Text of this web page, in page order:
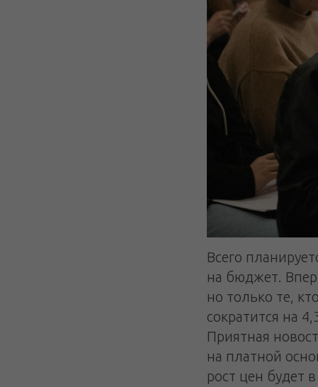
Всего
на бюджет.
но только те,
сократится на
Приятная
на платной
рост цен будет